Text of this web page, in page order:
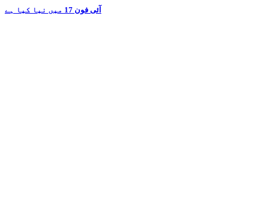
آئی فون 17 میں نیا کیا ہے